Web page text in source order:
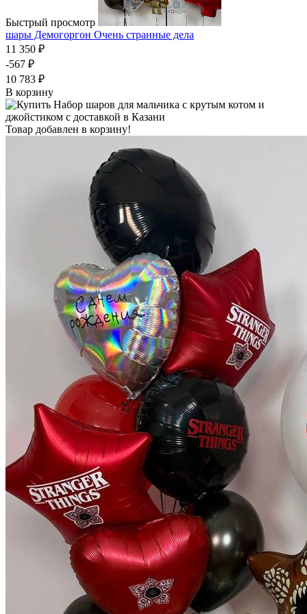
Быстрый просмотр
шары Демогоргон Очень странные дела
11 350 ₽
-567 ₽
10 783 ₽
В корзину
Товар добавлен в корзину!